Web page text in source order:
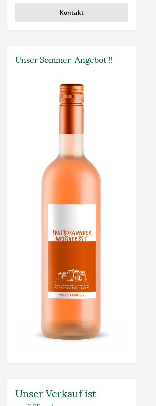
Kontakt
Unser Sommer-Angebot !!
Unser Verkauf ist